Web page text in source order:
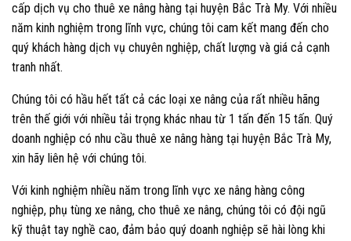
cấp dịch vụ cho thuê xe nâng hàng tại huyện Bắc Trà My. Với nhiều
năm kinh nghiệm trong lĩnh vực, chúng tôi cam kết mang đến cho
quý khách hàng dịch vụ chuyên nghiệp, chất lượng và giá cả cạnh
tranh nhất.
Chúng tôi có hầu hết tất cả các loại xe nâng của rất nhiều hãng
trên thế giới với nhiều tải trọng khác nhau từ 1 tấn đến 15 tấn. Quý
doanh nghiệp có nhu cầu thuê xe nâng hàng tại huyện Bắc Trà My,
xin hãy liên hệ với chúng tôi.
Với kinh nghiệm nhiều năm trong lĩnh vực xe nâng hàng công
nghiệp, phụ tùng xe nâng, cho thuê xe nâng, chúng tôi có đội ngũ
kỹ thuật tay nghề cao, đảm bảo quý doanh nghiệp sẽ hài lòng khi